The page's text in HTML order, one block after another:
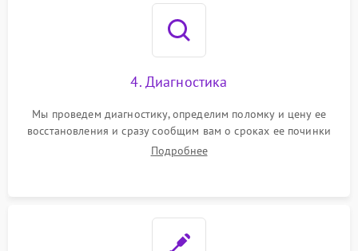
4. Диагностика
Мы проведем диагностику, определим поломку и цену ее
восстановления и сразу сообщим вам о сроках ее починки
Подробнее